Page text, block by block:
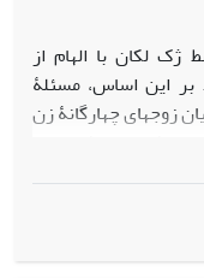
ژک لکان با الهام از
این اساس، مسئلۀ
زوج‏های چهارگانۀ زن
مشاهدۀ فیلم بوده
تجزیه و
استفاده شده است.
است که در آن زن